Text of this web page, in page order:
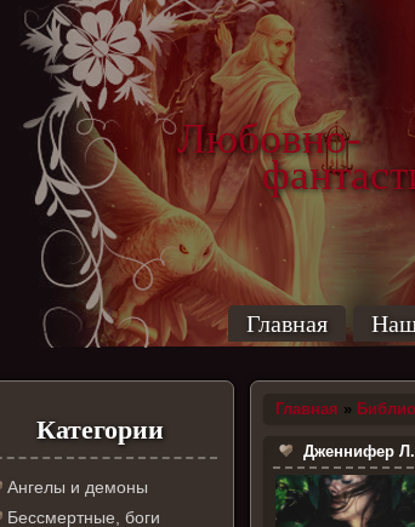
Любовно-
Главная
Категории
Ангелы и демоны
Бессмертные, боги
Главная »
Дженнифер